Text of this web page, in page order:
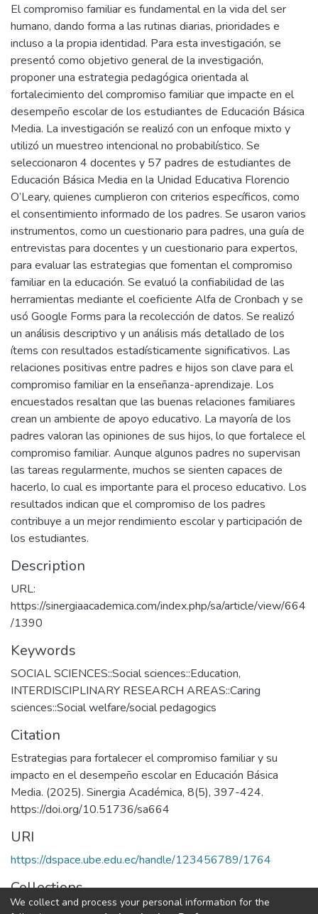
El compromiso familiar es fundamental en la vida del ser
humano, dando forma a las rutinas diarias, prioridades e
incluso a la propia identidad. Para esta investigación, se
presentó como objetivo general de la investigación,
proponer una estrategia pedagógica orientada al
fortalecimiento del compromiso familiar que impacte en el
desempeño escolar de los estudiantes de Educación Básica
Media. La investigación se realizó con un enfoque mixto y
utilizó un muestreo intencional no probabilístico. Se
seleccionaron 4 docentes y 57 padres de estudiantes de
Educación Básica Media en la Unidad Educativa Florencio
O’Leary, quienes cumplieron con criterios específicos, como
el consentimiento informado de los padres. Se usaron varios
instrumentos, como un cuestionario para padres, una guía de
entrevistas para docentes y un cuestionario para expertos,
para evaluar las estrategias que fomentan el compromiso
familiar en la educación. Se evaluó la confiabilidad de las
herramientas mediante el coeficiente Alfa de Cronbach y se
usó Google Forms para la recolección de datos. Se realizó
un análisis descriptivo y un análisis más detallado de los
ítems con resultados estadísticamente significativos. Las
relaciones positivas entre padres e hijos son clave para el
compromiso familiar en la enseñanza-aprendizaje. Los
encuestados resaltan que las buenas relaciones familiares
crean un ambiente de apoyo educativo. La mayoría de los
padres valoran las opiniones de sus hijos, lo que fortalece el
compromiso familiar. Aunque algunos padres no supervisan
las tareas regularmente, muchos se sienten capaces de
hacerlo, lo cual es importante para el proceso educativo. Los
resultados indican que el compromiso de los padres
contribuye a un mejor rendimiento escolar y participación de
los estudiantes.
Description
URL:
https://sinergiaacademica.com/index.php/sa/article/view/664
/1390
Keywords
SOCIAL SCIENCES::Social sciences::Education,
INTERDISCIPLINARY RESEARCH AREAS::Caring
sciences::Social welfare/social pedagogics
Citation
Estrategias para fortalecer el compromiso familiar y su
impacto en el desempeño escolar en Educación Básica
Media. (2025). Sinergia Académica, 8(5), 397-424.
https://doi.org/10.51736/sa664
URI
https://dspace.ube.edu.ec/handle/123456789/1764
Collections
Artículos Científicos
We collect and process your personal information for the